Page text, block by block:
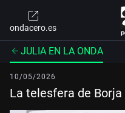
ondacero.es
JULIA EN LA ONDA
10/05/2026
La telesfera de